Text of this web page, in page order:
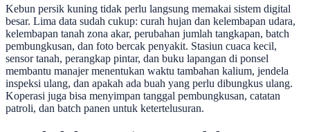
Kebun persik kuning tidak perlu langsung memakai sistem digital
besar. Lima data sudah cukup: curah hujan dan kelembapan udara,
kelembapan tanah zona akar, perubahan jumlah tangkapan, batch
pembungkusan, dan foto bercak penyakit. Stasiun cuaca kecil,
sensor tanah, perangkap pintar, dan buku lapangan di ponsel
membantu manajer menentukan waktu tambahan kalium, jendela
inspeksi ulang, dan apakah ada buah yang perlu dibungkus ulang.
Koperasi juga bisa menyimpan tanggal pembungkusan, catatan
patroli, dan batch panen untuk ketertelusuran.